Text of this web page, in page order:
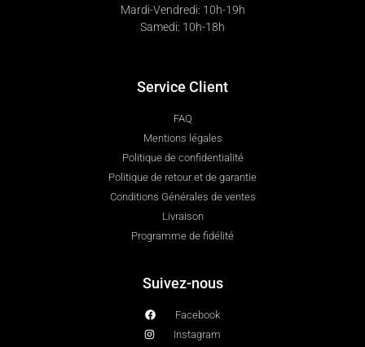
Mardi-Vendredi: 10h-19h
Samedi: 10h-18h
Service Client
FAQ
Mentions légales
Politique de confidentialité
Politique de retour et de garantie
Conditions Générales de ventes
Livraison
Programme de fidélité
Suivez-nous
Facebook
Instagram